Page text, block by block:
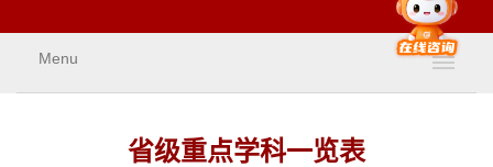
Menu
省级重点学科一览表